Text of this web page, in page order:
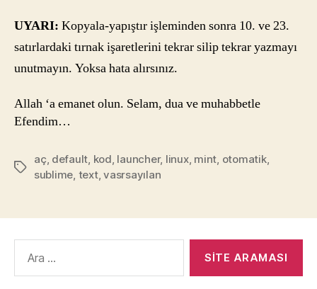
UYARI: Kopyala-yapıştır işleminden sonra 10. ve 23.
satırlardaki tırnak işaretlerini tekrar silip tekrar yazmayı
unutmayın. Yoksa hata alırsınız.
Allah ‘a emanet olun. Selam, dua ve muhabbetle
Efendim…
Etiketler
aç, default, kod, launcher, linux, mint, otomatik,
sublime, text,vasrsayılan
yap: